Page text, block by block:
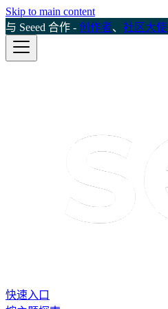
Skip to main content
与 Seeed 合作 - 创作者、 社区大使
快速入口